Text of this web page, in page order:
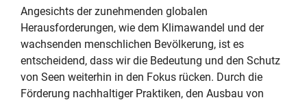
Angesichts der zunehmenden globalen
Herausforderungen, wie dem Klimawandel und der
wachsenden menschlichen Bevölkerung, ist es
entscheidend, dass wir die Bedeutung und den Schutz
von Seen weiterhin in den Fokus rücken. Durch die
Förderung nachhaltiger Praktiken, den Ausbau von